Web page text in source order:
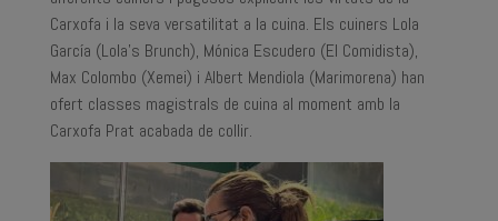
Carxofa i la seva versatilitat a la cuina. Els cuiners Lola
García (Lola’s Brunch), Mónica Escudero (El Comidista),
Max Colombo (Xemei) i Albert Mendiola (Marimorena) han
ofert classes magistrals de cuina al moment amb la
Carxofa Prat acabada de collir.